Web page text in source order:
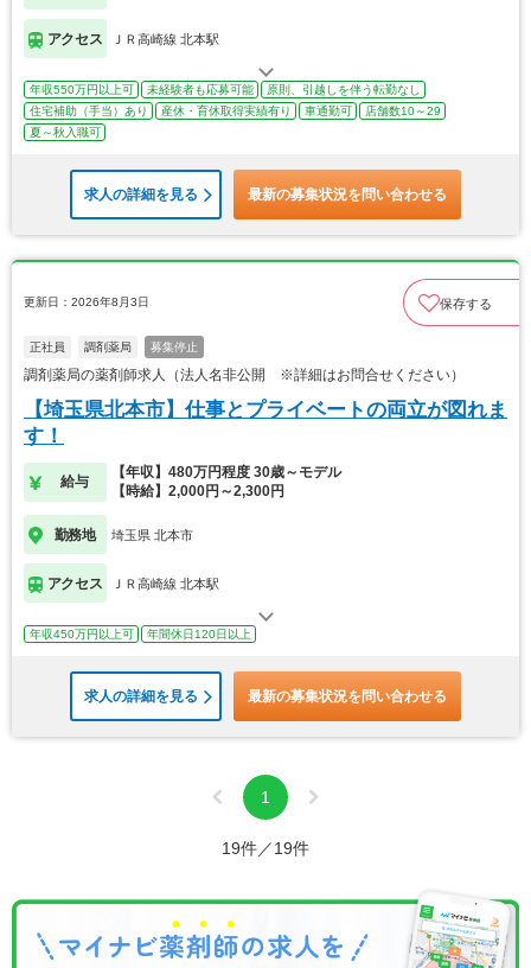
アクセス ＪＲ高崎線 北本駅
年収550万円以上可 未経験者も応募可能
原則、引越しを伴う転勤なし
住宅補助（手当）あり
産休・育休取得実績有り 車通勤可
店舗数10～29
夏～秋入職可
求人の詳細を見る 最新の募集状況を問い合わせる
更新日：2026年8月3日 保存する
正社員 調剤薬局 募集停止
調剤薬局の薬剤師求人（法人名非公開 ※詳細はお問合せください）
【埼玉県北本市】仕事とプライベートの両立が図れま
す！
給与
【年収】480万円程度 30歳～モデル
【時給】2,000円～2,300円
勤務地 埼玉県 北本市
アクセス ＪＲ高崎線 北本駅
年収450万円以上可 年間休日120日以上
求人の詳細を見る 最新の募集状況を問い合わせる
1
19件／19件